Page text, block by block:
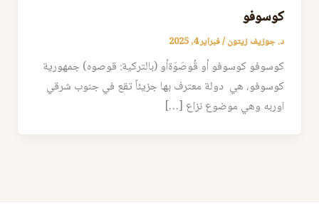
كوسوفو
د. جوزيف زيتون/فبراير 4, 2025
كوسوفو كوسوفو أو قُوصَوَةأو (بالتركية: قوصوه) جمهورية
كوسوفو، هي دولة معترف بها جزيئاً تقع في جنوب شرقي
اوربه وهي موضوع نزاع […]